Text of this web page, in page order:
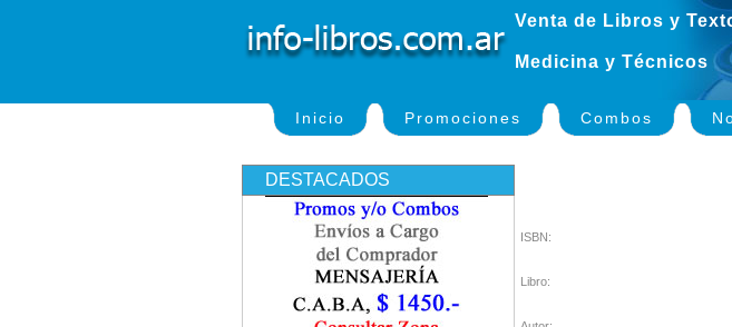
Venta de Libros y
Medicina y Técnicos
Inicio Promociones Combos
DESTACADOS
ISBN:
Libro: